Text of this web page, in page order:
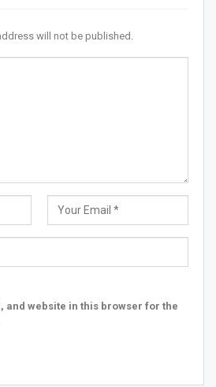
will not be published.
and website in this browser for the